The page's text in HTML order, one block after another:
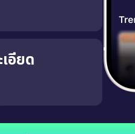
อียด